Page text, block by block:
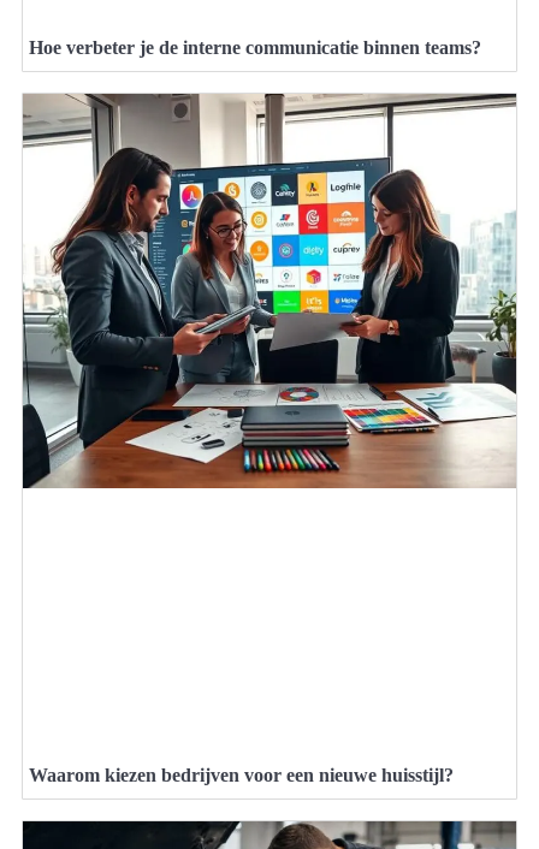
Hoe verbeter je de interne communicatie binnen teams?
Waarom kiezen bedrijven voor een nieuwe huisstijl?